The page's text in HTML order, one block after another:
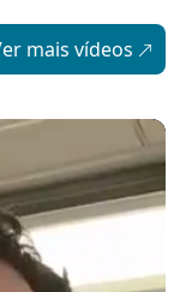
mais vídeos